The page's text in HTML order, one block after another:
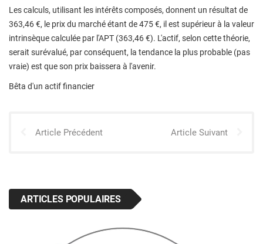
Les calculs, utilisant les intérêts composés, donnent un résultat de
363,46 €, le prix du marché étant de 475 €, il est supérieur à la valeur
intrinsèque calculée par l'APT (363,46 €). L'actif, selon cette théorie,
serait surévalué, par conséquent, la tendance la plus probable (pas
vraie) est que son prix baissera à l'avenir.
Bêta d'un actif financier
Article Précédent Article Suivant
ARTICLES POPULAIRES